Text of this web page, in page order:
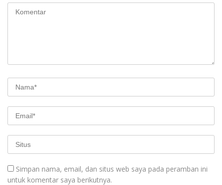
Simpan nama, email, dan situs web saya pada peramban ini
untuk komentar saya berikutnya.